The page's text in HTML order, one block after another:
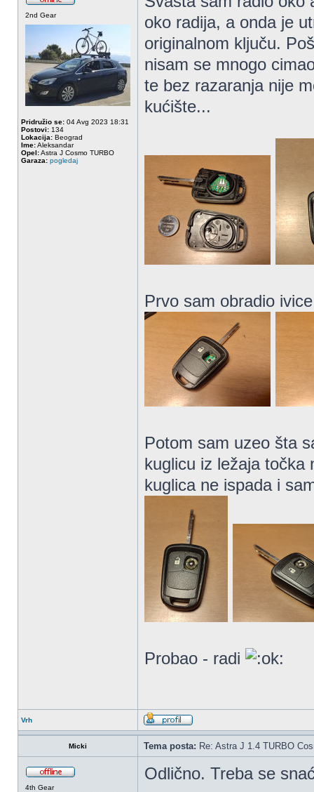
2nd Gear
Pridružio se: 04 Avg 2023 18:31
Postovi: 134
Lokacija: Beograd
Ime:Aleksandar
Opel:Astra J Cosmo TURBO
Garaza: pogledaj
oko radija, a onda je
originalnom ključu.
nisam se mnogo
te bez razaranja nije
kućište...
Prvo sam obradio
Potom sam uzeo šta
kuglicu iz ležaja točka
kuglica ne ispada i
Probao - radi
Vrh
Micki Tema posta: Re: Astra J 1.4 TURBO
4th Gear
Odlično. Treba se